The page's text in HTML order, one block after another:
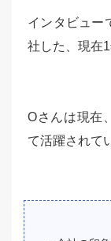
インタビュー
社した、現在
Oさんは現在
て活躍されて